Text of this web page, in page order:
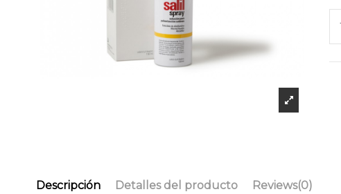
Descripción Detalles del producto Reviews(0)